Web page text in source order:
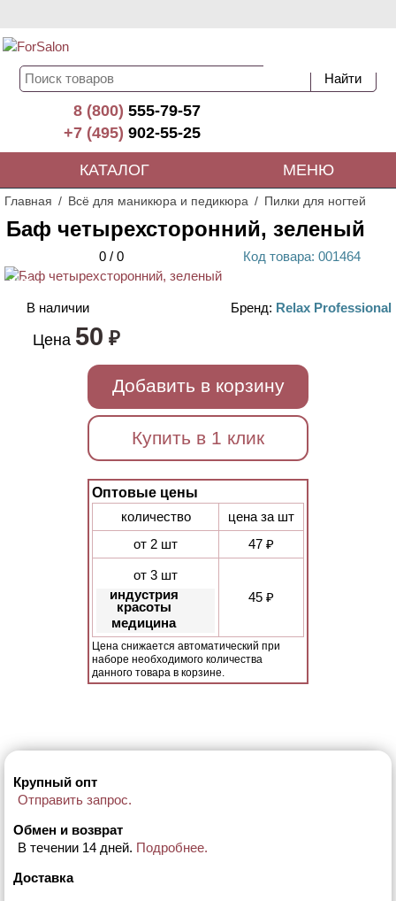
8 (800)555-79-57
+7 (495)902-55-25
КАТАЛОГ МЕНЮ
Главная Всё для маникюра и педикюра Пилки для ногтей
Баф четырехсторонний, зеленый
0 / 0 Код товара: 001464
ХИТ
В наличии Бренд: Relax Professional
Цена 50 ₽
Добавить в корзину
Купить в 1 клик
Оптовые цены
количество
цена за шт
от 2 шт
47 ₽
от 3 шт
индустрия
красоты
медицина
45 ₽
Цена снижается автоматический при
наборе необходимого количества
данного товара в корзине.
Крупный опт
Отправить запрос.
Обмен и возврат
В течении 14 дней. Подробнее.
Доставка